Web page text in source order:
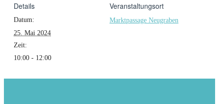
Details
Datum:
25. Mai 2024
Zeit:
10:00 - 12:00
Veranstaltungsort
Marktpassage Neugraben